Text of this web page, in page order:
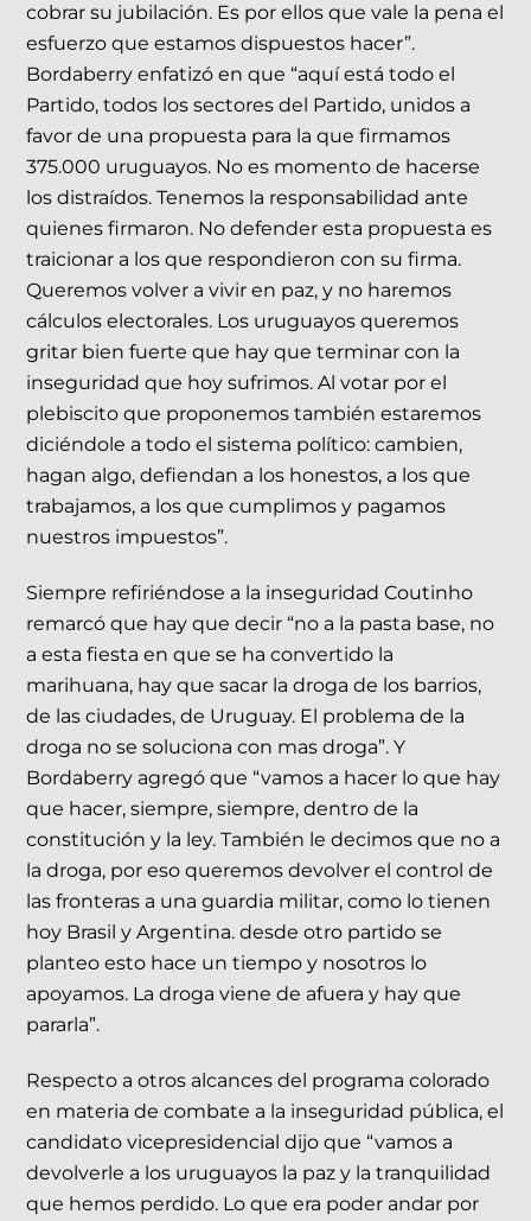
cobrar su jubilación. Es por ellos que vale la pena el
esfuerzo que estamos dispuestos hacer”.
Bordaberry enfatizó en que “aquí está todo el
Partido, todos los sectores del Partido, unidos a
favor de una propuesta para la que firmamos
375.000 uruguayos. No es momento de hacerse
los distraídos. Tenemos la responsabilidad ante
quienes firmaron. No defender esta propuesta es
traicionar a los que respondieron con su firma.
Queremos volver a vivir en paz, y no haremos
cálculos electorales. Los uruguayos queremos
gritar bien fuerte que hay que terminar con la
inseguridad que hoy sufrimos. Al votar por el
plebiscito que proponemos también estaremos
diciéndole a todo el sistema político: cambien,
hagan algo, defiendan a los honestos, a los que
trabajamos, a los que cumplimos y pagamos
nuestros impuestos”.
Siempre refiriéndose a la inseguridad Coutinho
remarcó que hay que decir “no a la pasta base, no
a esta fiesta en que se ha convertido la
marihuana, hay que sacar la droga de los barrios,
de las ciudades, de Uruguay. El problema de la
droga no se soluciona con mas droga”. Y
Bordaberry agregó que “vamos a hacer lo que hay
que hacer, siempre, siempre, dentro de la
constitución y la ley. También le decimos que no a
la droga, por eso queremos devolver el control de
las fronteras a una guardia militar, como lo tienen
hoy Brasil y Argentina. desde otro partido se
planteo esto hace un tiempo y nosotros lo
apoyamos. La droga viene de afuera y hay que
pararla”.
Respecto a otros alcances del programa colorado
en materia de combate a la inseguridad pública, el
candidato vicepresidencial dijo que “vamos a
devolverle a los uruguayos la paz y la tranquilidad
que hemos perdido. Lo que era poder andar por